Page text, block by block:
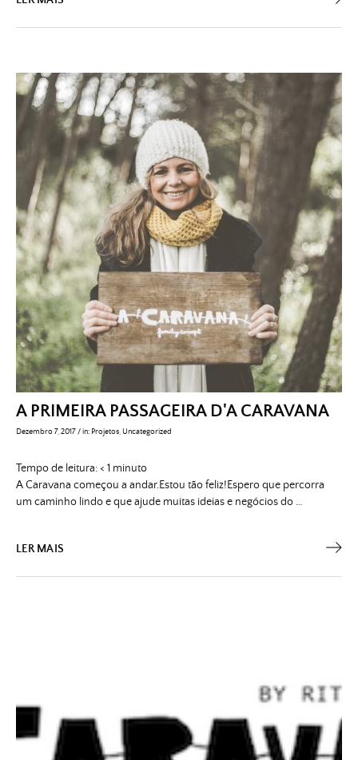
A PRIMEIRA PASSAGEIRA D'A CARAVANA
Dezembro 7, 2017/in: Projetos Uncategorized
Tempo de leitura:< 1 minuto
A Caravana começou a andar.Estou tão feliz!Espero que percorra
um caminho lindo e que ajude muitas ideias e negócios do …
LER MAIS